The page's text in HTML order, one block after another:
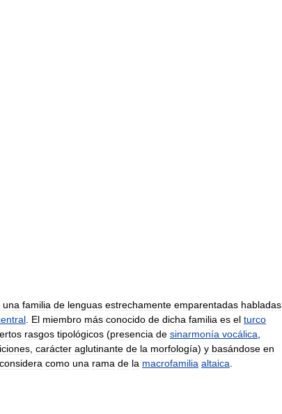
una familia de lenguas estrechamente emparentadas habladas
El miembro más conocido de dicha familia es el turco
rasgos tipológicos (presencia de sinarmonía vocálica
carácter aglutinante de la morfología) y basándose en
considera como una rama de la macrofamilia altaica